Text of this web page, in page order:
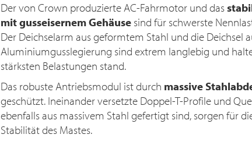
Der von Crown produzierte AC-Fahrmotor und das
mit gusseisernem Gehäuse sind für schwerste
Der Deichselarm aus geformtem Stahl und die Deichsel
Aluminiumgusslegierung sind extrem langlebig und
stärksten Belastungen stand.
Das robuste Antriebsmodul ist durch massive
geschützt. Ineinander versetzte Doppel-T-Profile und
ebenfalls aus massivem Stahl gefertigt sind, sorgen für
Stabilität des Mastes.